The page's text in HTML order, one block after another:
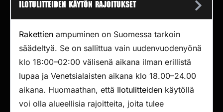
Ilotulitteiden käytön rajoitukset
Rakettien ampuminen on Suomessa tarkoin
säädeltyä. Se on sallittua vain uudenvuodenyönä
klo 18:00–02:00 välisenä aikana ilman erillistä
lupaa ja Venetsialaisten aikana klo 18.00–24.00
aikana. Huomaathan, että Ilotulitteiden käytöllä
voi olla alueellisia rajoitteita, joita tulee